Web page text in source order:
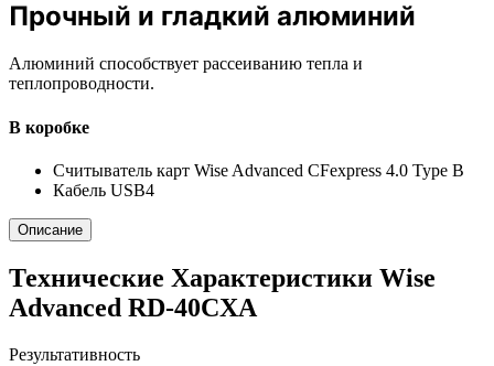
Прочный и гладкий алюминий
Алюминий способствует рассеиванию тепла и
теплопроводности.
В коробке
Считыватель карт Wise Advanced CFexpress 4.0 Type B
Кабель USB4
Описание
Технические Характеристики Wise
Advanced RD-40CXA
Результативность